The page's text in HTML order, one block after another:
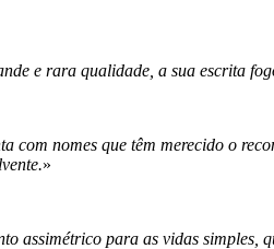
e rara qualidade, a sua escrita
com nomes que têm merecido o
»
assimétrico para as vidas simples,